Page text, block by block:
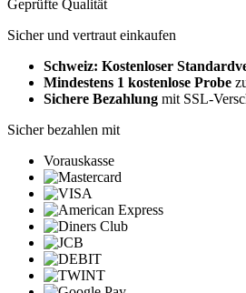
Geprüfte Qualität
Sicher und vertraut einkaufen
Schweiz: Kostenloser
Mindestens 1 kostenlose Probe
Sichere Bezahlung mit SSL-
Sicher bezahlen mit
Vorauskasse